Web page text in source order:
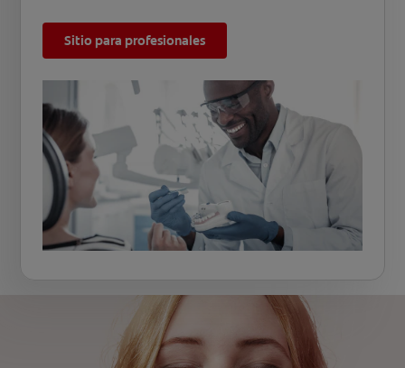
Sitio para profesionales